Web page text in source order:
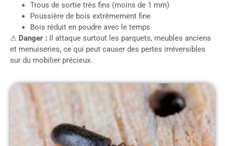
Trous de sortie très fins (moins de 1 mm)
Poussière de bois extrêmement fine
Bois réduit en poudre avec le temps
⚠ Danger : Il attaque surtout les parquets, meubles anciens
et menuiseries, ce qui peut causer des pertes irréversibles
sur du mobilier précieux.